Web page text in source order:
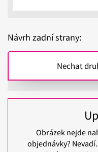
Návrh zadní strany:
Obrázek nejde
objednávky?